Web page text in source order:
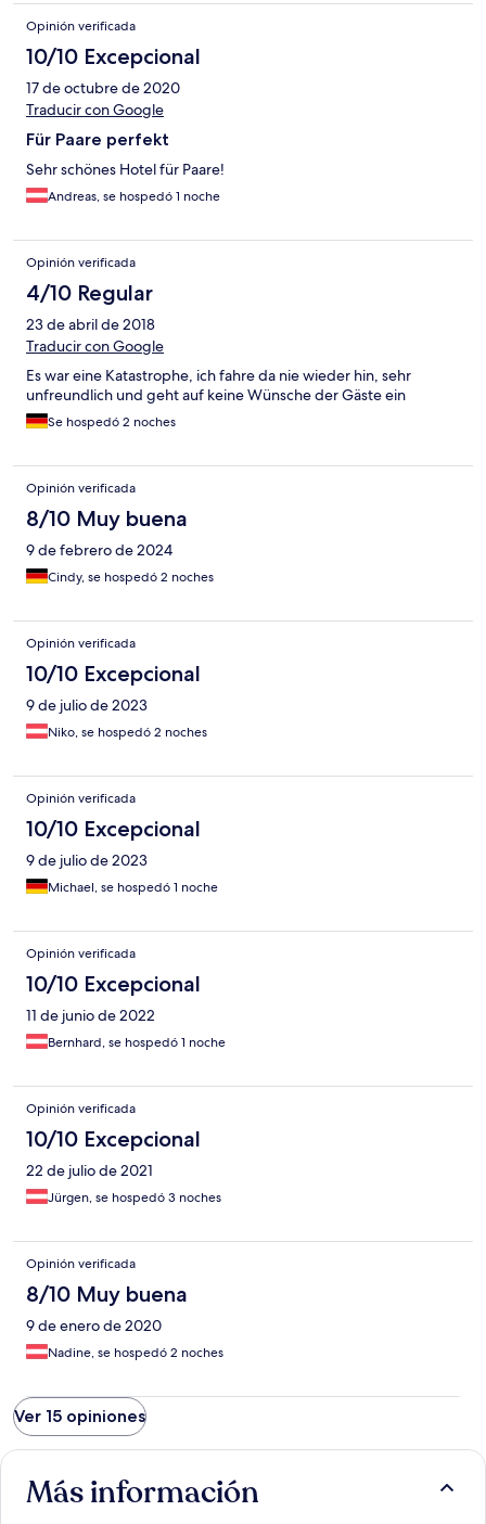
Opinión verificada
10/10 Excepcional
17 de octubre de 2020
Traducir con Google
Für Paare perfekt
Sehr schönes Hotel für Paare!
Andreas, se hospedó 1 noche
Opinión verificada
4/10 Regular
23 de abril de 2018
Traducir con Google
Es war eine Katastrophe, ich fahre da nie wieder hin, sehr
unfreundlich und geht auf keine Wünsche der Gäste ein
Se hospedó 2 noches
Opinión verificada
8/10 Muy buena
9 de febrero de 2024
Cindy, se hospedó 2 noches
Opinión verificada
10/10 Excepcional
9 de julio de 2023
Niko, se hospedó 2 noches
Opinión verificada
10/10 Excepcional
9 de julio de 2023
Michael, se hospedó 1 noche
Opinión verificada
10/10 Excepcional
11 de junio de 2022
Bernhard, se hospedó 1 noche
Opinión verificada
10/10 Excepcional
22 de julio de 2021
Jürgen, se hospedó 3 noches
Opinión verificada
8/10 Muy buena
9 de enero de 2020
Nadine, se hospedó 2 noches
Ver 15 opiniones
Más información